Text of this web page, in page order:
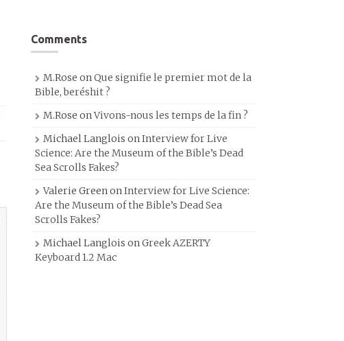
Comments
M.Rose onQue signifie le premier mot de la
Bible, beréshit ?
M.Rose onVivons-nous les temps de la fin ?
Michael Langlois onInterview for Live
Science: Are the Museum of the Bible’s Dead
Sea Scrolls Fakes?
Valerie GreenonInterview for Live Science:
Are the Museum of the Bible’s Dead Sea
Scrolls Fakes?
Michael Langlois onGreek AZERTY
Keyboard 1.2 Mac